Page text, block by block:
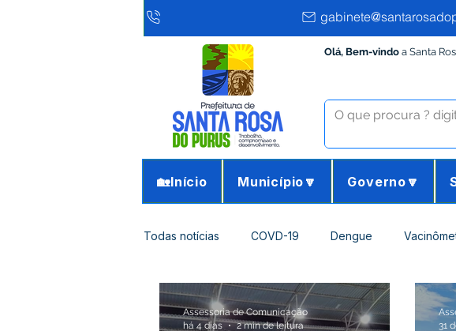
Olá, Bem-vindo a Santa
🏡Início Município🔽 Governo🔽
Todas notícias COVD-19 Dengue
Agricultura e Meio Ambiente Desporto Cultura e
Assessoria de Comunicação
há 4 dias
2 min de leitura
31